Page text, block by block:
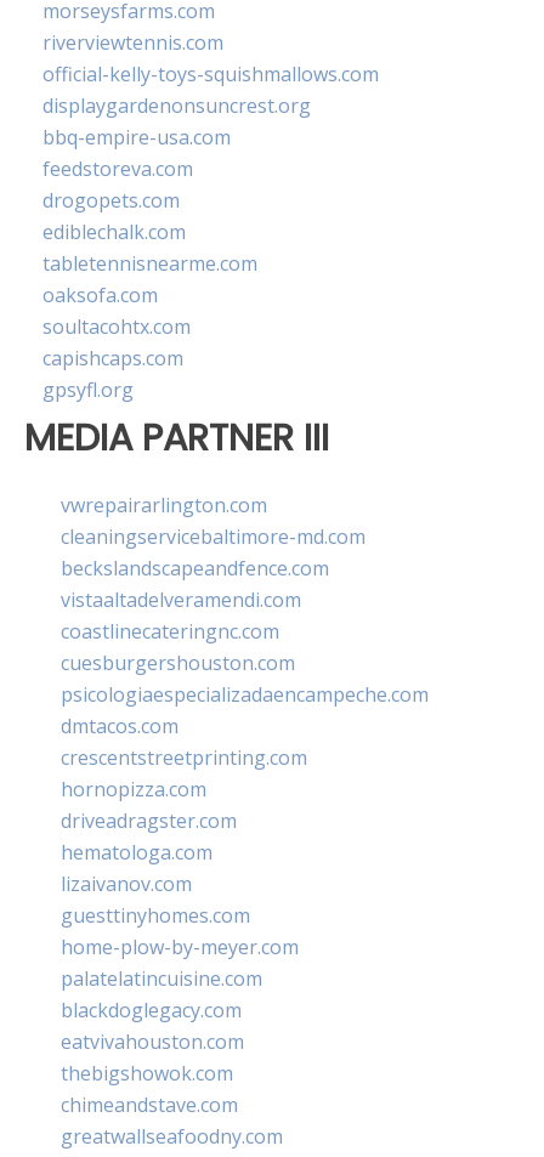
morseysfarms.com
riverviewtennis.com
official-kelly-toys-squishmallows.com
displaygardenonsuncrest.org
bbq-empire-usa.com
feedstoreva.com
drogopets.com
ediblechalk.com
tabletennisnearme.com
oaksofa.com
soultacohtx.com
capishcaps.com
gpsyfl.org
MEDIA PARTNER III
vwrepairarlington.com
cleaningservicebaltimore-md.com
beckslandscapeandfence.com
vistaaltadelveramendi.com
coastlinecateringnc.com
cuesburgershouston.com
psicologiaespecializadaencampeche.com
dmtacos.com
crescentstreetprinting.com
hornopizza.com
driveadragster.com
hematologa.com
lizaivanov.com
guesttinyhomes.com
home-plow-by-meyer.com
palatelatincuisine.com
blackdoglegacy.com
eatvivahouston.com
thebigshowok.com
chimeandstave.com
greatwallseafoodny.com